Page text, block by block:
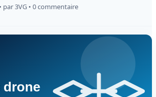
par 3VG • 0 commentaire